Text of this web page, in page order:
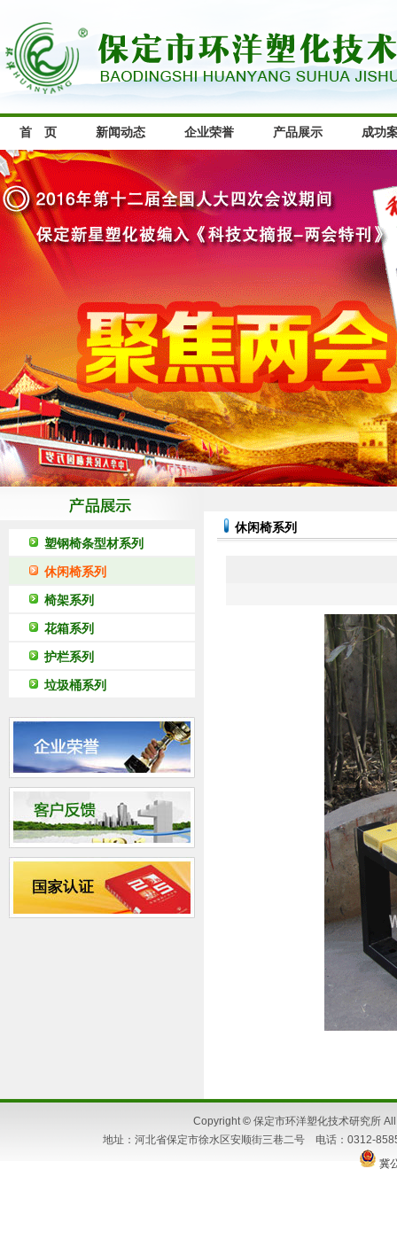
首 页 新闻动态 企业荣誉 产品展示 成功
塑钢椅条型材系列
休闲椅系列
椅架系列
花箱系列
护栏系列
垃圾桶系列
休闲椅系列
Copyright©保定市环洋塑化技术研究所
地址：河北省保定市徐水区安顺街三巷二号 电话：0312-
冀